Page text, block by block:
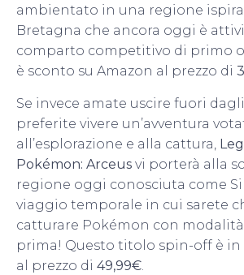
ambientato in una regione
Bretagna che ancora oggi è
comparto competitivo di primo
è sconto su Amazon al prezzo di
Se invece amate uscire fuori
preferite vivere un’avventura
all’esplorazione e alla cattura,
Pokémon: Arceus vi porterà alla
regione oggi conosciuta come
viaggio temporale in cui sarete
catturare Pokémon con
prima! Questo titolo spin-off è in
al prezzo di 49,99€